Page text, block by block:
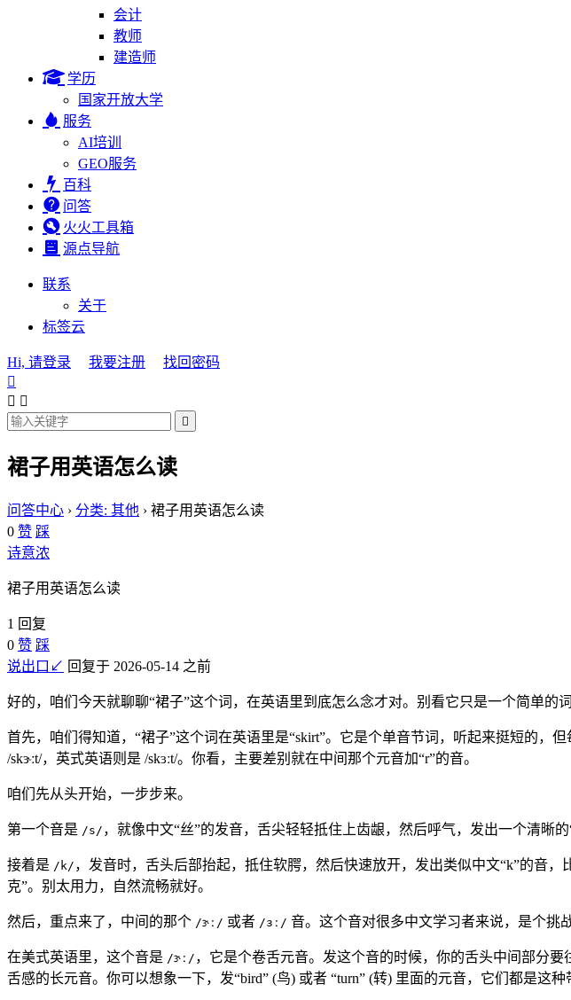
会计
教师
建造师
学历
国家开放大学
服务
AI培训
GEO服务
百科
问答
火火工具箱
源点导航
联系
关于
标签云
Hi, 请登录 我要注册
找回密码

 

裙子用英语怎么读
问答中心 › 分类: 其他 › 裙子用英语怎么读
0 赞 踩
诗意浓
裙子用英语怎么读
1 回复
0 赞 踩
说出口↙ 回复于 2026-05-14 之前
好的，咱们今天就聊聊“裙子”这个词，在英语里到底怎么念才对。别看它只是一个简单
首先，咱们得知道，“裙子”这个词在英语里是“skirt”。它是个单音节词，听起来挺短的
/skɝːt/，英式英语则是 /skɜːt/。你看，主要差别就在中间那个元音加“r”的音。
咱们先从头开始，一步步来。
第一个音是 /s/ ，就像中文“丝”的发音，舌尖轻轻抵住上齿龈，然后呼气，发出一个清晰
接着是 /k/ ，发音时，舌头后部抬起，抵住软腭，然后快速放开，发出类似中文“k”的音，
克”。别太用力，自然流畅就好。
然后，重点来了，中间的那个 /ɝː/ 或者 /ɜː/ 音。这个音对很多中文学习者来说，是个挑战
在美式英语里，这个音是 /ɝː/ ，它是个卷舌元音。发这个音的时候，你的舌头中间部分
舌感的长元音。你可以想象一下，发“bird” (鸟) 或者 “turn” (转) 里面的元音，它们都是这种